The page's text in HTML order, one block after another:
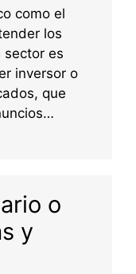
como el
los
sector es
inversor o
que
o
y